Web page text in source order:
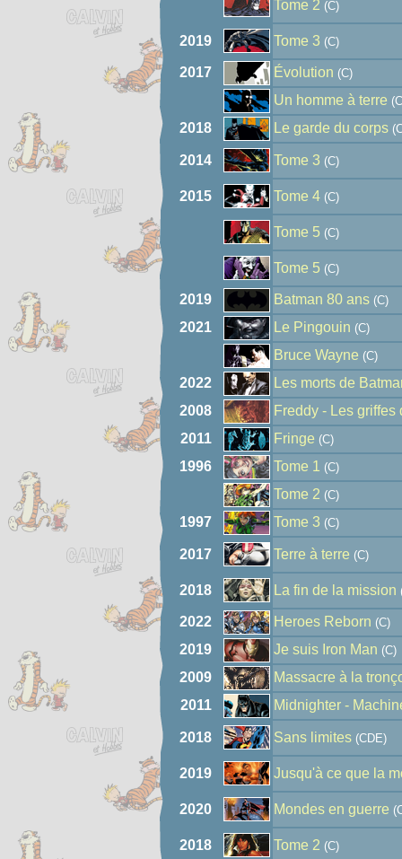
Tome 2 (C)
2019 Tome 3 (C)
2017 Évolution (C)
Un homme à terre
2018 Le garde du corps
2014 Tome 3 (C)
2015 Tome 4 (C)
Tome 5 (C)
Tome 5 (C)
2019 Batman 80 ans (C)
2021 Le Pingouin (C)
Bruce Wayne (C)
2022
Les morts de
2008
Freddy - Les
2011
Fringe (C)
1996 Tome 1 (C)
Tome 2 (C)
1997 Tome 3 (C)
2017 Terre à terre (C)
2018 La fin de la mission
2022 Heroes Reborn (C)
2019 Je suis Iron Man (C)
2009
Massacre à la
2011
Midnighter -
2018 Sans limites (CDE)
2019 Jusqu'à ce que la
2020 Mondes en guerre
2018 Tome 2 (C)